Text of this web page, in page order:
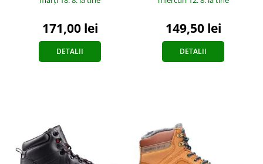
171,00 lei
DETALII
149,50 lei
DETALII